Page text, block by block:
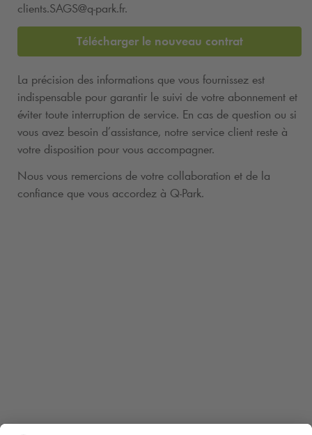
clients.SAGS@q-park.fr.
Télécharger le nouveau contrat
La précision des informations que vous fournissez est
indispensable pour garantir le suivi de votre abonnement et
éviter toute interruption de service. En cas de question ou si
vous avez besoin d’assistance, notre service client reste à
votre disposition pour vous accompagner.
Nous vous remercions de votre collaboration et de la
confiance que vous accordez à Q-Park.